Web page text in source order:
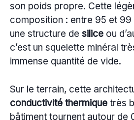
son poids propre. Cette
composition : entre 95 et 99
une structure de silice ou
c’est un squelette minéral
immense quantité de vide.
Sur le terrain, cette
conductivité thermique très
bâtiment tournent autour de